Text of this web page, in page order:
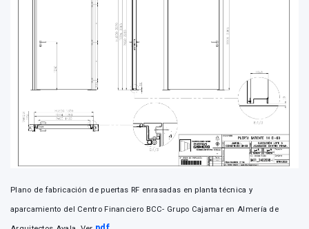
Plano de fabricación de puertas RF enrasadas en planta técnica y
aparcamiento del Centro Financiero BCC- Grupo Cajamar en Almería de